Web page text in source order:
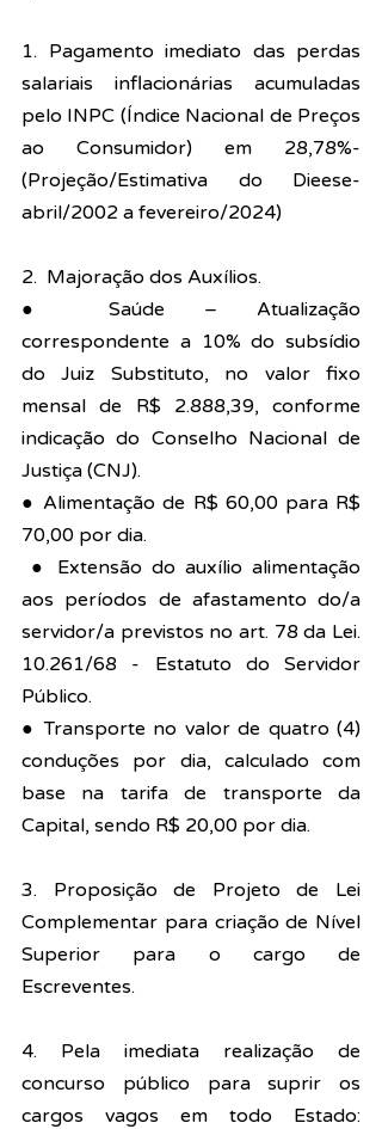
1. Pagamento imediato das perdas
salariais inflacionárias acumuladas
pelo INPC (Índice Nacional de Preços
ao Consumidor) em 28,78%-
(Projeção/Estimativa do Dieese-
abril/2002 a fevereiro/2024)
2.  Majoração dos Auxílios.
● Saúde – Atualização
correspondente a 10% do subsídio
do Juiz Substituto, no valor fixo
mensal de R$ 2.888,39, conforme
indicação do Conselho Nacional de
Justiça (CNJ).
● Alimentação de R$ 60,00 para R$
70,00 por dia.
● Extensão do auxílio alimentação
aos períodos de afastamento do/a
servidor/a previstos no art. 78 da Lei.
10.261/68 - Estatuto do Servidor
Público.
● Transporte no valor de quatro (4)
conduções por dia, calculado com
base na tarifa de transporte da
Capital, sendo R$ 20,00 por dia.
3. Proposição de Projeto de Lei
Complementar para criação de Nível
Superior para o cargo de
Escreventes.
4. Pela imediata realização de
concurso público para suprir os
cargos vagos em todo Estado: